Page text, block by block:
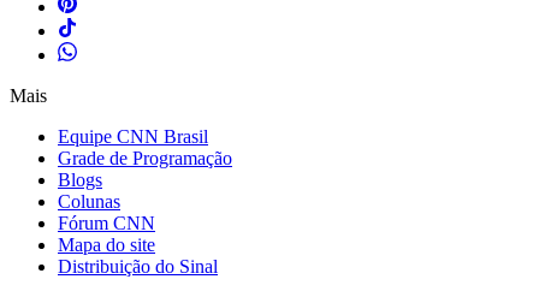
Mais
Equipe CNN Brasil
Grade de Programação
Blogs
Colunas
Fórum CNN
Mapa do site
Distribuição do Sinal